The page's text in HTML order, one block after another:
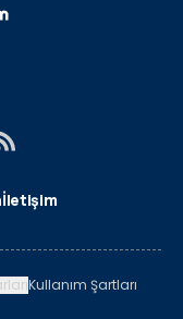
İletişim
Kullanım Şartları